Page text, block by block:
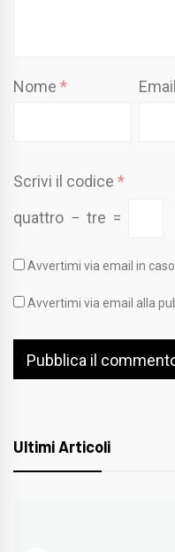
Nome *
Scrivi il codice *
quattro − tre =
Avvertimi via email in
Avvertimi via email alla
Ultimi Articoli